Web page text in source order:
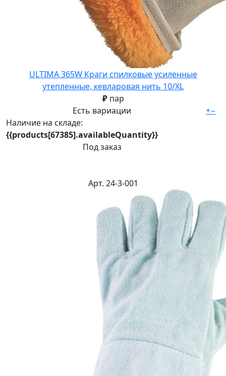
ULTIMA 365W Краги спилковые усиленные
утепленные, кевларовая нить 10/XL
₽ пар
Есть вариации
Наличие на складе:
{{products[67385].availableQuantity}}
Под заказ
+−
Арт. 24-3-001